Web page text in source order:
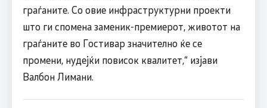
граѓаните. Со овие инфраструктурни проекти
што ги спомена заменик-премиерот, животот на
граѓаните во Гостивар значително ќе се
промени, нудејќи повисок квалитет,“ изјави
Валбон Лимани.